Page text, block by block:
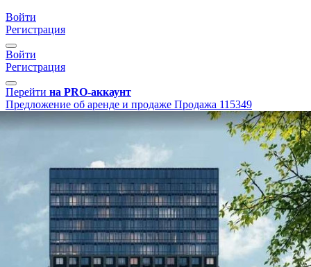
Войти
Регистрация
Войти
Регистрация
Перейти на PRO-аккаунт
Предложение об аренде и продаже Продажа 115349